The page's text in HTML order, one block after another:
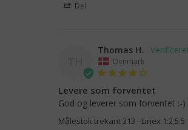
Del
Thomas H.
Denmark
Levere som forventet
God og leverer som forventet :-)
Målestok trekant 313 - Linex